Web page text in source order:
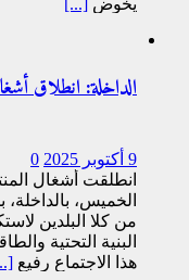
يخوض [...]
الداخلة: انطلاق
9 أكتوبر 2025
0
انطلقت أشغال
من كلا البلدين
البنية التحتية
هذا الاجتماع رفيع